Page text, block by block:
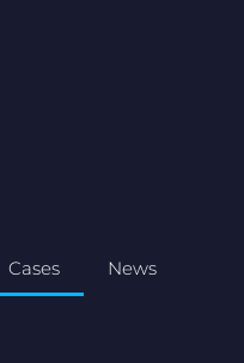
Cases News